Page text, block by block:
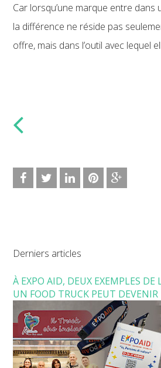
Car lorsqu’une marque entre dans
la différence ne réside pas
offre, mais dans l’outil avec lequel
Derniers articles
À EXPO AID, DEUX EXEMPLES
UN FOOD TRUCK PEUT